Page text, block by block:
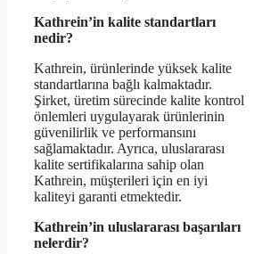
Kathrein’in kalite standartları
nedir?
Kathrein, ürünlerinde yüksek kalite
standartlarına bağlı kalmaktadır.
Şirket, üretim sürecinde kalite kontrol
önlemleri uygulayarak ürünlerinin
güvenilirlik ve performansını
sağlamaktadır. Ayrıca, uluslararası
kalite sertifikalarına sahip olan
Kathrein, müşterileri için en iyi
kaliteyi garanti etmektedir.
Kathrein’in uluslararası başarıları
nelerdir?